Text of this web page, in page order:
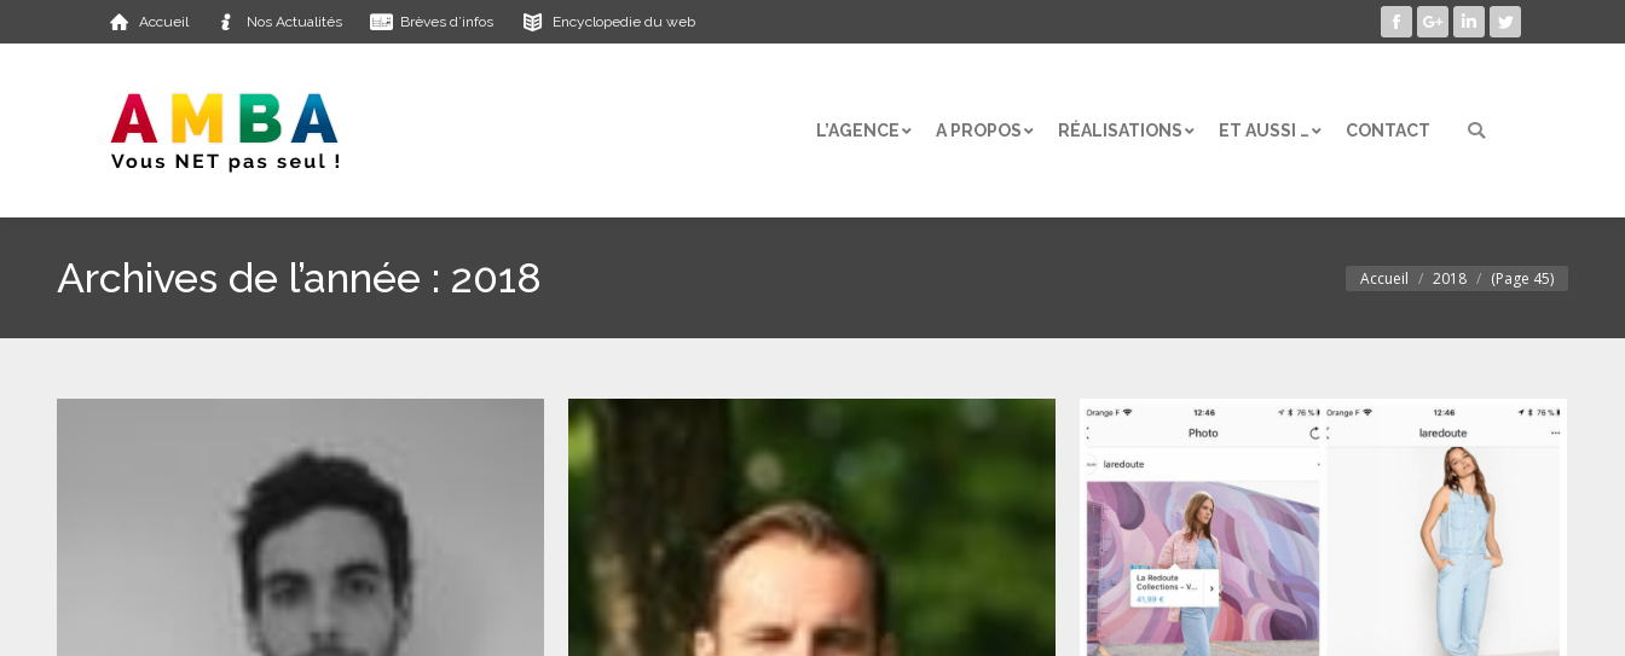
Accueil Nos Actualités Brèves d’infos Encyclopedie du web
Facebook
Google+LinkedInTwitter
L’AGENCE A PROPOS RÉALISATIONS ET AUSSI … CONTACT Search:
Archives de l’année : 2018 Vous êtes ici :
Accueil 2018 (Page 45)